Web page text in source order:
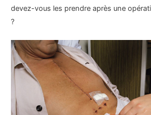
devez-vous les prendre après une
?